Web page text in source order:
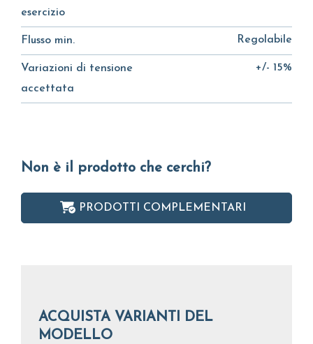
esercizio
Flusso min. Regolabile
Variazioni di tensione
accettata
+/- 15%
Non è il prodotto che cerchi?
PRODOTTI COMPLEMENTARI
ACQUISTA VARIANTI DEL
MODELLO